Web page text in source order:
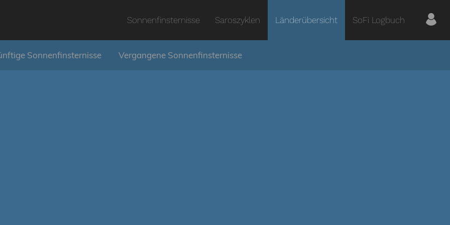
Sonnenfinsternisse Saroszyklen Länderübersicht SoFi Logbuch
Sonnenfinsternisse Vergangene Sonnenfinsternisse